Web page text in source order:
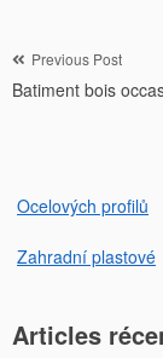
Navigation
de
Previous Post
Batiment bois
Ocelových profilů
Zahradní plastové
Articles